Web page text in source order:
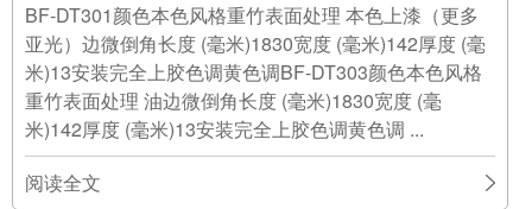
BF-DT301颜色本色风格重竹表面处理 本色上漆（更多
亚光）边微倒角长度 (毫米)1830宽度 (毫米)142厚度 (毫
米)13安装完全上胶色调黄色调BF-DT303颜色本色风格
重竹表面处理 油边微倒角长度 (毫米)1830宽度 (毫
米)142厚度 (毫米)13安装完全上胶色调黄色调 ...
阅读全文